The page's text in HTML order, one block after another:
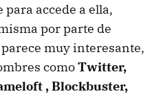
accede a ella,
por parte de
muy interesante,
comoTwitter,
, Blockbuster,